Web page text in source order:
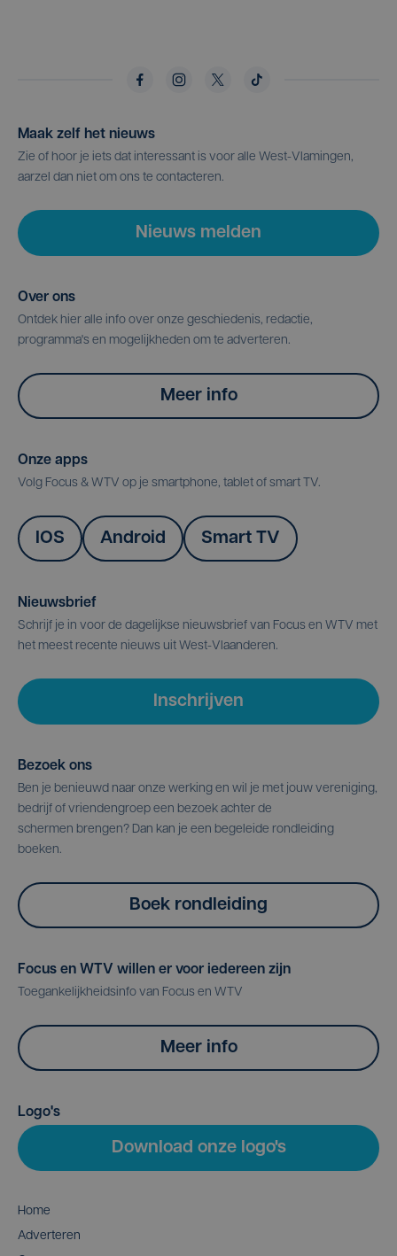
Maak zelf het nieuws
Zie of hoor je iets dat interessant is voor alle West-Vlamingen,
aarzel dan niet om ons te contacteren.
Nieuws melden
Over ons
Ontdek hier alle info over onze geschiedenis, redactie,
programma's en mogelijkheden om te adverteren.
Meer info
Onze apps
Volg Focus & WTV op je smartphone, tablet of smart TV.
IOS Android Smart TV
Nieuwsbrief
Schrijf je in voor de dagelijkse nieuwsbrief van Focus en WTV met
het meest recente nieuws uit West-Vlaanderen.
Inschrijven
Bezoek ons
Ben je benieuwd naar onze werking en wil je met jouw vereniging,
bedrijf of vriendengroep een bezoek achter de
schermen brengen? Dan kan je een begeleide rondleiding
boeken.
Boek rondleiding
Focus en WTV willen er voor iedereen zijn
Toegankelijkheidsinfo van Focus en WTV
Meer info
Logo's
Download onze logo's
Home
Adverteren